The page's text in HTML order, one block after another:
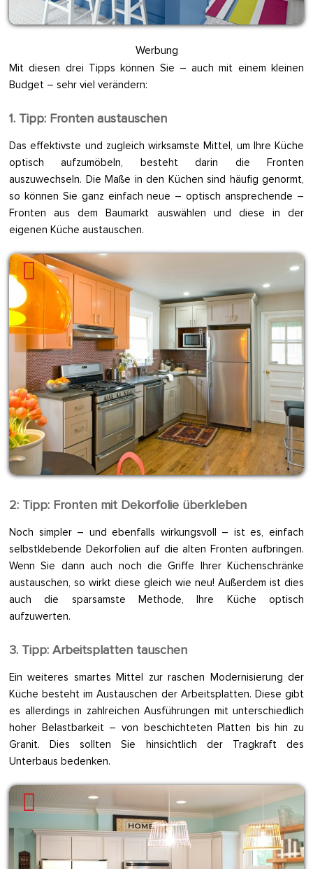
Werbung
Mit diesen drei Tipps können Sie – auch mit einem kleinen
Budget – sehr viel verändern:
1. Tipp: Fronten austauschen
Das effektivste und zugleich wirksamste Mittel, um Ihre Küche
optisch aufzumöbeln, besteht darin die Fronten
auszuwechseln. Die Maße in den Küchen sind häufig genormt,
so können Sie ganz einfach neue – optisch ansprechende –
Fronten aus dem Baumarkt auswählen und diese in der
eigenen Küche austauschen.
2: Tipp: Fronten mit Dekorfolie überkleben
Noch simpler – und ebenfalls wirkungsvoll – ist es, einfach
selbstklebende Dekorfolien auf die alten Fronten aufbringen.
Wenn Sie dann auch noch die Griffe Ihrer Küchenschränke
austauschen, so wirkt diese gleich wie neu! Außerdem ist dies
auch die sparsamste Methode, Ihre Küche optisch
aufzuwerten.
3. Tipp: Arbeitsplatten tauschen
Ein weiteres smartes Mittel zur raschen Modernisierung der
Küche besteht im Austauschen der Arbeitsplatten. Diese gibt
es allerdings in zahlreichen Ausführungen mit unterschiedlich
hoher Belastbarkeit – von beschichteten Platten bis hin zu
Granit. Dies sollten Sie hinsichtlich der Tragkraft des
Unterbaus bedenken.